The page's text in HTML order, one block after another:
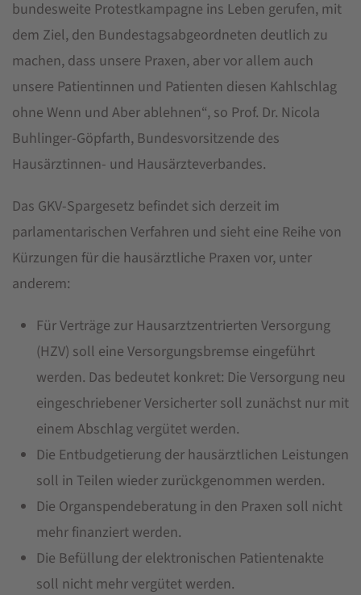
bundesweite Protestkampagne ins Leben gerufen, mit
dem Ziel, den Bundestagsabgeordneten deutlich zu
machen, dass unsere Praxen, aber vor allem auch
unsere Patientinnen und Patienten diesen Kahlschlag
ohne Wenn und Aber ablehnen“, so Prof. Dr. Nicola
Buhlinger-Göpfarth, Bundesvorsitzende des
Hausärztinnen- und Hausärzteverbandes.
Das GKV-Spargesetz befindet sich derzeit im
parlamentarischen Verfahren und sieht eine Reihe von
Kürzungen für die hausärztliche Praxen vor, unter
anderem:
Für Verträge zur Hausarztzentrierten Versorgung
(HZV) soll eine Versorgungsbremse eingeführt
werden. Das bedeutet konkret: Die Versorgung neu
eingeschriebener Versicherter soll zunächst nur mit
einem Abschlag vergütet werden.
Die Entbudgetierung der hausärztlichen Leistungen
soll in Teilen wieder zurückgenommen werden.
Die Organspendeberatung in den Praxen soll nicht
mehr finanziert werden.
Die Befüllung der elektronischen Patientenakte
soll nicht mehr vergütet werden.